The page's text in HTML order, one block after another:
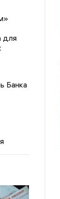
для
Банка